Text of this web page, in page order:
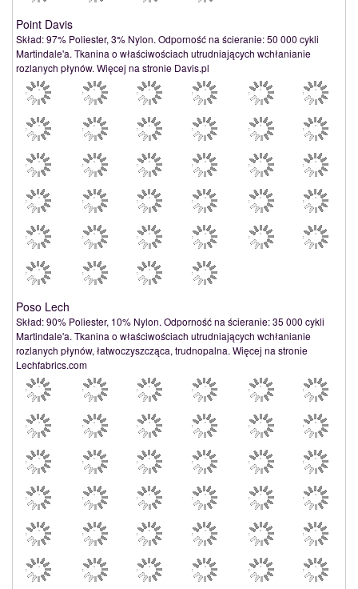
Point Davis
Skład: 97% Poliester, 3% Nylon. Odporność na ścieranie: 50 000 cykli
Martindale'a. Tkanina o właściwościach utrudniających wchłanianie
rozlanych płynów. Więcej na stronie Davis.pl
Poso Lech
Skład: 90% Poliester, 10% Nylon. Odporność na ścieranie: 35 000 cykli
Martindale'a. Tkanina o właściwościach utrudniających wchłanianie
rozlanych płynów, łatwoczyszcząca, trudnopalna. Więcej na stronie
Lechfabrics.com